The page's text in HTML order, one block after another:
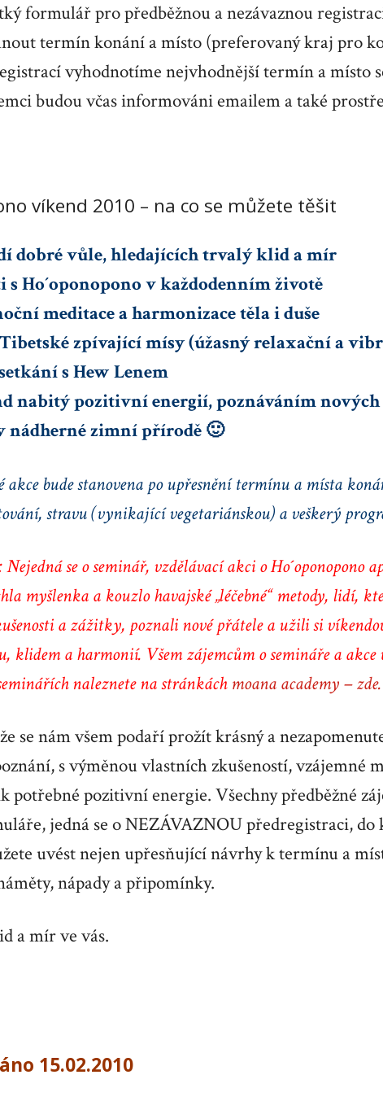
formulář pro předběžnou a nezávaznou
termín konání a místo (preferovaný kraj pro
vyhodnotíme nejvhodnější termín a místo
budou včas informováni emailem a také
víkend 2010 – na co se můžete těšit
dobré vůle, hledajících trvalý klid a mír
s Ho´oponopono v každodenním životě
meditace a harmonizace těla i duše
zpívající mísy (úžasný relaxační a
s Hew Lenem
nabitý pozitivní energií, poznáváním nových
nádherné zimní přírodě 🙂
akce bude stanovena po upřesnění termínu a místa
stravu (vynikající vegetariánskou) a veškerý
se o seminář, vzdělávací akci o Ho´oponopono
myšlenka a kouzlo havajské „léčebné“ metody, lidí,
a zážitky, poznali nové přátele a užili si
klidem a harmonií. Všem zájemcům o semináře a
naleznete na stránkách moana academy – zde.
se nám všem podaří prožít krásný a
s výměnou vlastních zkušeností, vzájemné
potřebné pozitivní energie. Všechny předběžné
jedná se o NEZÁVAZNOU předregistraci, do
uvést nejen upřesňující návrhy k termínu a
nápady a připomínky.
a mír ve vás.
15.02.2010